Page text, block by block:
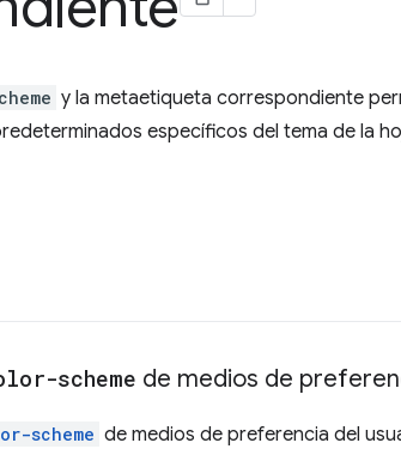
y la metaetiqueta correspondiente
específicos del tema de la
scheme de medios de
scheme de medios de preferencia del